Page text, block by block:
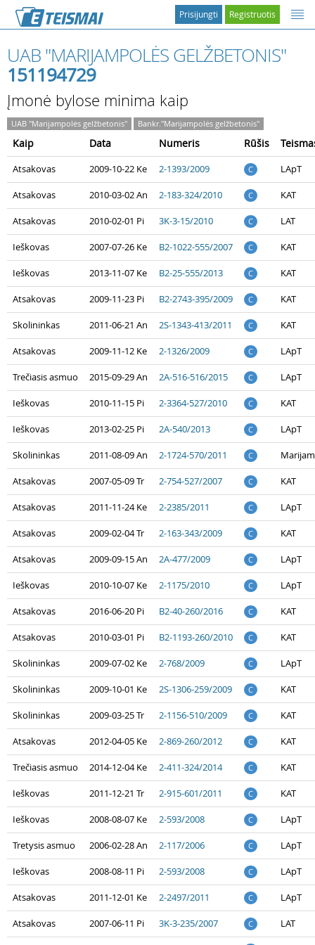
Registruotis
Prisijungti
UAB "MARIJAMPOLĖS GELŽBETONIS"
151194729
Įmonė bylose minima kaip
UAB "Marijampolės gelžbetonis" Bankr."Marijampolės gelžbetonis"
Kaip Data Numeris Rūšis
Atsakovas 2009-10-22 Ke 2-1393/2009 C LApT
Atsakovas 2010-03-02 An 2-183-324/2010 C KAT
Atsakovas 2010-02-01 Pi 3K-3-15/2010 C LAT
Ieškovas 2007-07-26 Ke B2-1022-555/2007 C KAT
Ieškovas 2013-11-07 Ke B2-25-555/2013 C KAT
Atsakovas 2009-11-23 Pi B2-2743-395/2009 C KAT
Skolininkas 2011-06-21 An 2S-1343-413/2011 C KAT
Atsakovas 2009-11-12 Ke 2-1326/2009 C LApT
Trečiasis asmuo 2015-09-29 An 2A-516-516/2015 C LApT
Ieškovas 2010-11-15 Pi 2-3364-527/2010 C KAT
Ieškovas 2013-02-25 Pi 2A-540/2013 C LApT
Skolininkas 2011-08-09 An 2-1724-570/2011 C
Atsakovas 2007-05-09 Tr 2-754-527/2007 C KAT
Atsakovas 2011-11-24 Ke 2-2385/2011 C LApT
Atsakovas 2009-02-04 Tr 2-163-343/2009 C KAT
Atsakovas 2009-09-15 An 2A-477/2009 C LApT
Ieškovas 2010-10-07 Ke 2-1175/2010 C LApT
Atsakovas 2016-06-20 Pi B2-40-260/2016 C KAT
Atsakovas 2010-03-01 Pi B2-1193-260/2010 C KAT
Skolininkas 2009-07-02 Ke 2-768/2009 C LApT
Skolininkas 2009-10-01 Ke 2S-1306-259/2009 C KAT
Skolininkas 2009-03-25 Tr 2-1156-510/2009 C KAT
Atsakovas 2012-04-05 Ke 2-869-260/2012 C KAT
Trečiasis asmuo 2014-12-04 Ke 2-411-324/2014 C KAT
Ieškovas 2011-12-21 Tr 2-915-601/2011 C KAT
Ieškovas 2008-08-07 Ke 2-593/2008 C LApT
Tretysis asmuo 2006-02-28 An 2-117/2006 C LApT
Ieškovas 2008-08-11 Pi 2-593/2008 C LApT
Atsakovas 2011-12-01 Ke 2-2497/2011 C LApT
Atsakovas 2007-06-11 Pi 3K-3-235/2007 C LAT